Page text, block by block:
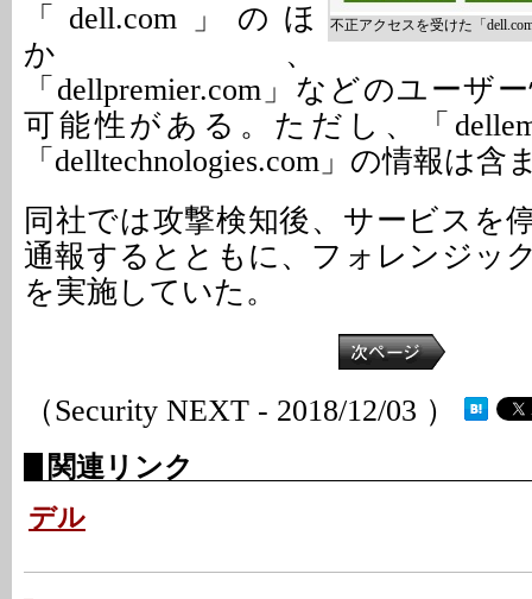
不正アクセスを受けた「
「dell.com」のほ
か、
「dellpremier.com」などのユーザ
可能性がある。ただし、「
「delltechnologies.com」の情報は含
同社では攻撃検知後、サービスを
通報するとともに、フォレンジッ
を実施していた。
（Security NEXT - 2018/12/03 ）
関連リンク
デル